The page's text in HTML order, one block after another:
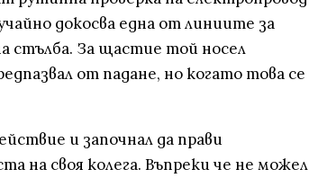
докосва една от линиите за
стълба. За щастие той носел
от падане, но когато това се
и започнал да прави
на своя колега. Въпреки че не можел